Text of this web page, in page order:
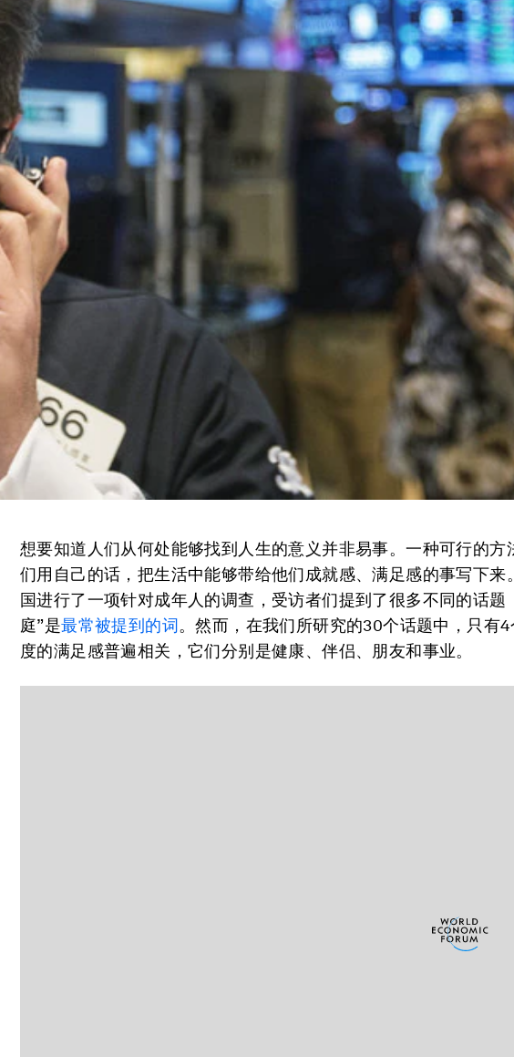
想要知道人们从何处能够找到人生的意义并非易事。一种可行的方
们用自己的话，把生活中能够带给他们成就感、满足感的事写下来
国进行了一项针对成年人的调查，受访者们提到了很多不同的话题
庭”是最常被提到的词 。然而，在我们所研究的30个话题中，只有
度的满足感普遍相关，它们分别是健康、伴侣、朋友和事业。